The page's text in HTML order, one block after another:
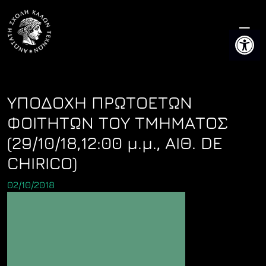
content
ΥΠΟΔΟΧΗ ΠΡΩΤΟΕΤΩΝ
ΦΟΙΤΗΤΩΝ ΤΟΥ ΤΜΗΜΑΤΟΣ
(29/10/18,12:00 μ.μ., ΑΙΘ. DE
CHIRICO)
02/10/2018